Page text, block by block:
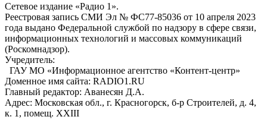
Сетевое издание «Радио 1».
Реестровая запись СМИ Эл № ФС77-85036 от 10 апреля 2023
года выдано Федеральной службой по надзору в сфере связи,
информационных технологий и массовых коммуникаций
(Роскомнадзор).
Учредитель:
ГАУ МО «Информационное агентство «Контент-центр»
Доменное имя сайта: RADIO1.RU
Главный редактор: Аванесян Д.А.
Адрес: Московская обл., г. Красногорск, б-р Строителей, д. 4,
к. 1, помещ. XXIII